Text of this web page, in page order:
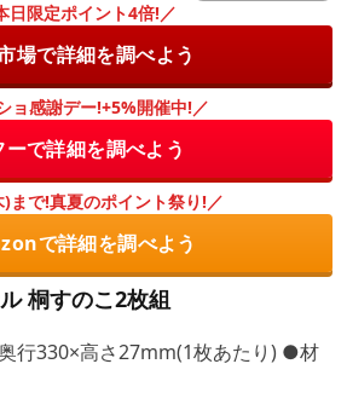
日限定ポイント4倍!／
場で詳細を調べよう
ョ感謝デー!+5%開催中!／
ーで詳細を調べよう
まで!真夏のポイント祭り!／
で詳細を調べよう
桐すのこ2枚組
行330×高さ27mm(1枚あたり) ●材